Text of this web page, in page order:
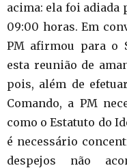
acima: ela foi adiada
09:00 horas. Em
PM afirmou para o
esta reunião de
pois, além de
Comando, a PM
como o Estatuto do
é necessário
despejos não